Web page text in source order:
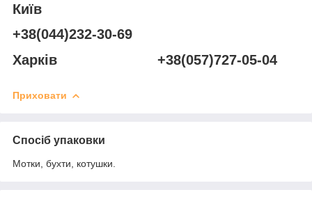
Київ
+38(044)232-30-69
Харків +38(057)727-05-04
Приховати
Спосіб упаковки
Мотки, бухти, котушки.